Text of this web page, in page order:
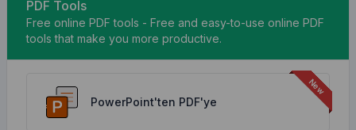
PDF Tools
Free online PDF tools - Free and easy-to-use online PDF
tools that make you more productive.
PowerPoint'ten PDF'ye